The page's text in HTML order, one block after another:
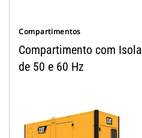
Compartimentos
Compartimento com
de 50 e 60 Hz